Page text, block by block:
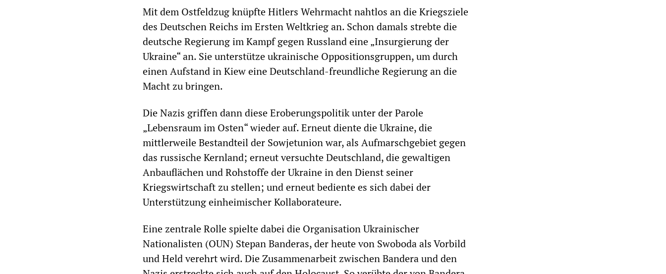
Mit dem Ostfeldzug knüpfte Hitlers Wehrmacht nahtlos an die Kriegsziele
des Deutschen Reichs im Ersten Weltkrieg an. Schon damals strebte die
deutsche Regierung im Kampf gegen Russland eine „Insurgierung der
Ukraine“ an. Sie unterstütze ukrainische Oppositionsgruppen, um durch
einen Aufstand in Kiew eine Deutschland-freundliche Regierung an die
Macht zu bringen.
Die Nazis griffen dann diese Eroberungspolitik unter der Parole
„Lebensraum im Osten“ wieder auf. Erneut diente die Ukraine, die
mittlerweile Bestandteil der Sowjetunion war, als Aufmarschgebiet gegen
das russische Kernland; erneut versuchte Deutschland, die gewaltigen
Anbauflächen und Rohstoffe der Ukraine in den Dienst seiner
Kriegswirtschaft zu stellen; und erneut bediente es sich dabei der
Unterstützung einheimischer Kollaborateure.
Eine zentrale Rolle spielte dabei die Organisation Ukrainischer
Nationalisten (OUN) Stepan Banderas, der heute von Swoboda als Vorbild
und Held verehrt wird. Die Zusammenarbeit zwischen Bandera und den